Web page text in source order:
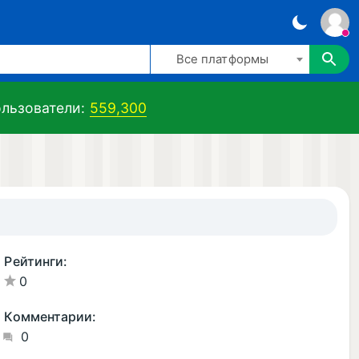
Все платформы
559,300
Рейтинги:
0
Комментарии:
0